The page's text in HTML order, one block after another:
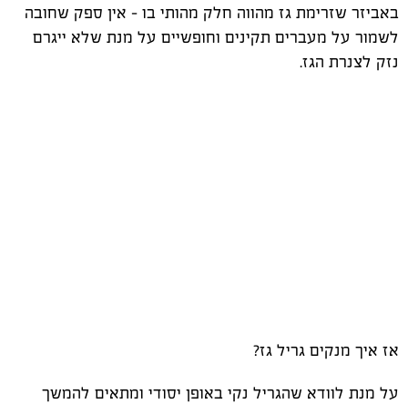
באביזר שזרימת גז מהווה חלק מהותי בו - אין ספק שחובה
לשמור על מעברים תקינים וחופשיים על מנת שלא ייגרם
נזק לצנרת הגז.
אז איך מנקים גריל גז?
על מנת לוודא שהגריל נקי באופן יסודי ומתאים להמשך